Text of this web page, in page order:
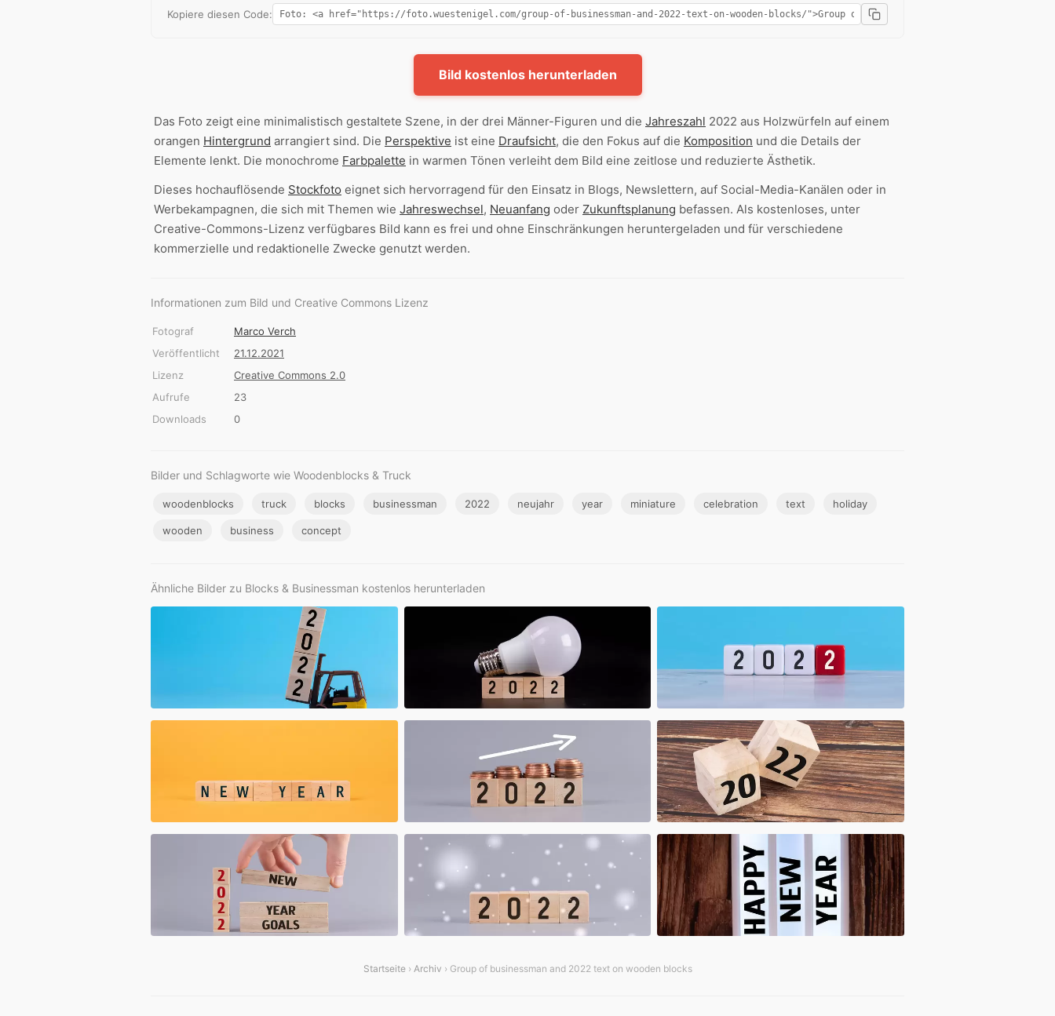
Kopiere diesen Code:
Bild kostenlos herunterladen
Das Foto zeigt eine minimalistisch gestaltete Szene, in der drei Männer-Figuren und die Jahreszahl 2022 aus Holzwürfeln auf einem
orangen Hintergrund arrangiert sind. Die Perspektive ist eine Draufsicht, die den Fokus auf die Komposition und die Details der
Elemente lenkt. Die monochrome Farbpalette in warmen Tönen verleiht dem Bild eine zeitlose und reduzierte Ästhetik.
Dieses hochauflösende Stockfoto eignet sich hervorragend für den Einsatz in Blogs, Newslettern, auf Social-Media-Kanälen oder in
Werbekampagnen, die sich mit Themen wie Jahreswechsel, Neuanfang oder Zukunftsplanung befassen. Als kostenloses, unter
Creative-Commons-Lizenz verfügbares Bild kann es frei und ohne Einschränkungen heruntergeladen und für verschiedene
kommerzielle und redaktionelle Zwecke genutzt werden.
Informationen zum Bild und Creative Commons Lizenz
Fotograf
Marco Verch
Veröffentlicht
21.12.2021
Lizenz
Creative Commons 2.0
Aufrufe
23
Downloads
0
Bilder und Schlagworte wie Woodenblocks & Truck
woodenblocks truck blocks businessman 2022 neujahr year miniature celebration text holiday
wooden business concept
Ähnliche Bilder zu Blocks & Businessman kostenlos herunterladen
Startseite› Archiv › Group of businessman and 2022 text on wooden blocks